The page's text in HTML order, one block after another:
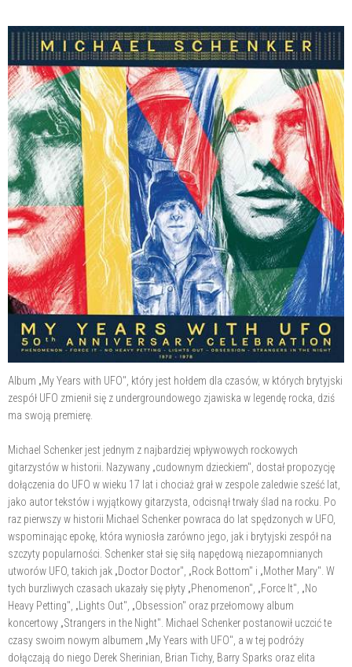
Album „My Years with UFO", który jest hołdem dla czasów, w których brytyjski
zespół UFO zmienił się z undergroundowego zjawiska w legendę rocka, dziś
ma swoją premierę.
Michael Schenker jest jednym z najbardziej wpływowych rockowych
gitarzystów w historii. Nazywany „cudownym dzieckiem", dostał propozycję
dołączenia do UFO w wieku 17 lat i chociaż grał w zespole zaledwie sześć lat,
jako autor tekstów i wyjątkowy gitarzysta, odcisnął trwały ślad na rocku. Po
raz pierwszy w historii Michael Schenker powraca do lat spędzonych w UFO,
wspominając epokę, która wyniosła zarówno jego, jak i brytyjski zespół na
szczyty popularności. Schenker stał się siłą napędową niezapomnianych
utworów UFO, takich jak „Doctor Doctor", „Rock Bottom" i „Mother Mary". W
tych burzliwych czasach ukazały się płyty „Phenomenon", „Force It", „No
Heavy Petting", „Lights Out", „Obsession" oraz przełomowy album
koncertowy „Strangers in the Night". Michael Schenker postanowił uczcić te
czasy swoim nowym albumem „My Years with UFO", a w tej podróży
dołączają do niego Derek Sherinian, Brian Tichy, Barry Sparks oraz elita